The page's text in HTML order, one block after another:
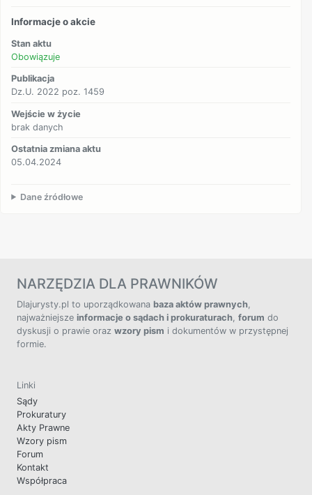
Informacje o akcie
Stan aktu
Obowiązuje
Publikacja
Dz.U. 2022 poz. 1459
Wejście w życie
brak danych
Ostatnia zmiana aktu
05.04.2024
Dane źródłowe
NARZĘDZIA DLA PRAWNIKÓW
Dlajurysty.pl to uporządkowana baza aktów prawnych,
najważniejsze informacje o sądach i prokuraturach, forum do
dyskusji o prawie oraz wzory pism i dokumentów w przystępnej
formie.
Linki
Sądy
Prokuratury
Akty Prawne
Wzory pism
Forum
Kontakt
Współpraca